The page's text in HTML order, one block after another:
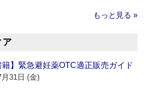
もっと見る »
ア
籍】緊急避妊薬OTC適正販売ガイド
31日 (金)